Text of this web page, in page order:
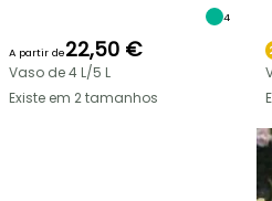
4
A partir de22,50 €
Vaso de 4 L/5 L
Existe em 2 tamanhos